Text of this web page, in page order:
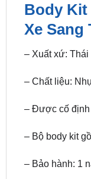
Body Kit
Xe Sang
– Xuất xứ: Thái
– Chất liệu:
– Được cố định
– Bộ body kit
– Bảo hành: 1